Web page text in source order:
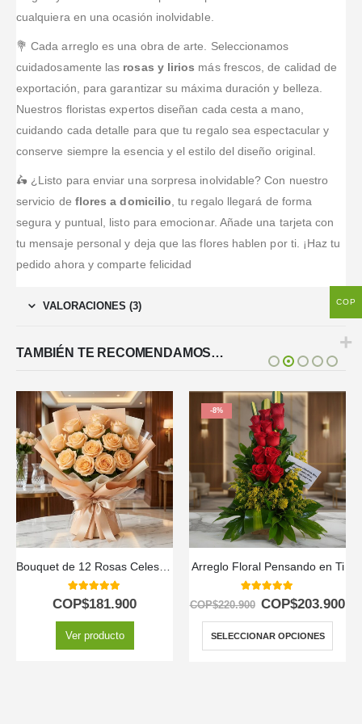
cualquiera en una ocasión inolvidable.
💐 Cada arreglo es una obra de arte. Seleccionamos
cuidadosamente las rosas y lirios más frescos, de calidad de
exportación, para garantizar su máxima duración y belleza.
Nuestros floristas expertos diseñan cada cesta a mano,
cuidando cada detalle para que tu regalo sea espectacular y
conserve siempre la esencia y el estilo del diseño original.
🛵 ¿Listo para enviar una sorpresa inolvidable? Con nuestro
servicio de flores a domicilio , tu regalo llegará de forma
segura y puntual, listo para emocionar. Añade una tarjeta con
tu mensaje personal y deja que las flores hablen por ti. ¡Haz tu
pedido ahora y comparte felicidad
VALORACIONES (3)
TAMBIÉN TE RECOMENDAMOS…
-8%
Arreglo Floral Pensando en Ti
5.00out of 5
220.900 COP$203.900
SELECCIONAR OPCIONES
Arreglo Floral CAMILA: 24 Rosas Premium en Caja Corazón 🌹
out of 5
COP$181.900
SELECCIONAR OPCIONES
COP